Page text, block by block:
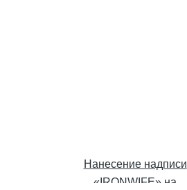
Нанесение надписи
«IRONWIFE» на